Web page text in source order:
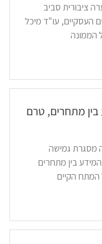
סערה ציבורית סביב
העסקיים, עו"ד מיכל
הממונה
מתחרים, טרם
מסגרת גמישה
בין מתחרים
הקיים